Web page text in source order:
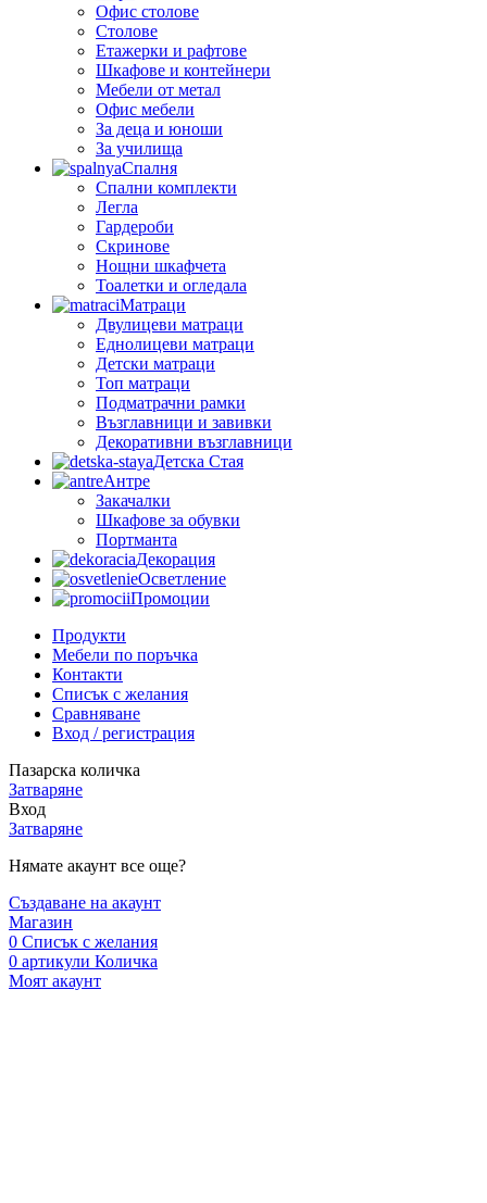
Офис столове
Столове
Етажерки и рафтове
Шкафове и контейнери
Мебели от метал
Офис мебели
За деца и юноши
За училища
Спалня
Спални комплекти
Легла
Гардероби
Скринове
Нощни шкафчета
Тоалетки и огледала
Матраци
Двулицеви матраци
Еднолицеви матраци
Детски матраци
Топ матраци
Подматрачни рамки
Възглавници и завивки
Декоративни възглавници
Детска Стая
Антре
Закачалки
Шкафове за обувки
Портманта
Декорация
Осветление
Промоции
Продукти
Мебели по поръчка
Контакти
Списък с желания
Сравняване
Вход / регистрация
Пазарска количка
Затваряне
Вход
Затваряне
Нямате акаунт все още?
Създаване на акаунт
Магазин
0 Списък с желания
0 артикули Количка
Моят акаунт